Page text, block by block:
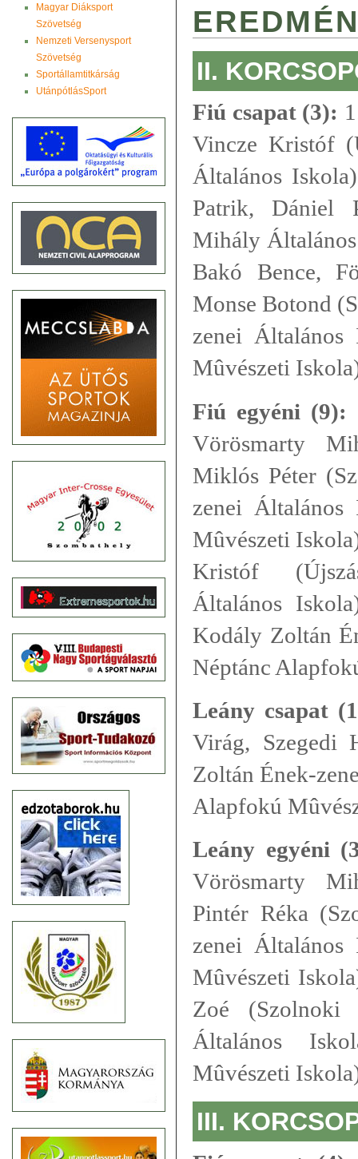
Magyar Diáksport
Szövetség
Nemzeti Versenysport
Szövetség
Sportállamtitkárság
UtánpótlásSport
II.
Fiú csapat (3):
Vincze Kristóf
Általános
Patrik, Dániel
Mihály
Bakó Bence,
Monse Botond
zenei Általános
Mûvészeti
Fiú egyéni (9):
Vörösmarty
Miklós Péter
zenei Általános
Mûvészeti
Kristóf
Általános
Kodály Zoltán
Néptánc
Leány csapat
Virág,
Zoltán Ének-
Alapfokú
Leány egyéni
Vörösmarty
Pintér Réka
zenei Általános
Mûvészeti
Zoé (Szolnoki
Általános
Mûvészeti
III.